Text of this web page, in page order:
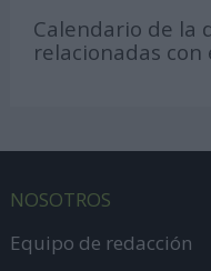
Calendario de la
relacionadas con
NOSOTROS
Equipo de redacción